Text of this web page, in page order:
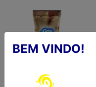
BEM VINDO!